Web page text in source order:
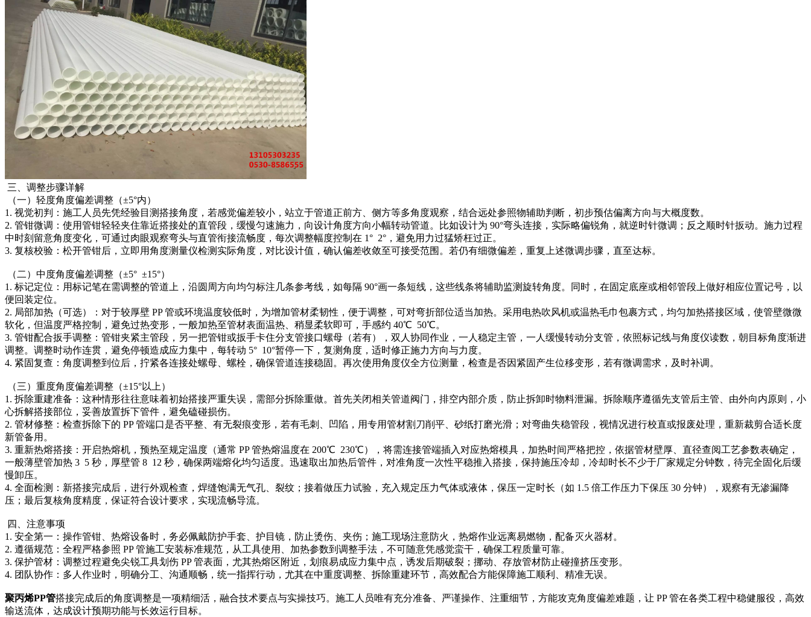
三、调整步骤详解
（一）轻度角度偏差调整（±5°内）
1. 视觉初判：施工人员先凭经验目测搭接角度，若感觉偏差较小，站立于管道正前方、侧方等多角度观察，结合远处参照物辅助判断，初步预估偏离方向与大概度数。
2. 管钳微调：使用管钳轻轻夹住靠近搭接处的直管段，缓慢匀速施力，向设计角度方向小幅转动管道。比如设计为 90°弯头连接，实际略偏锐角，就逆时针微调；反之顺时针扳动。施力过程
中时刻留意角度变化，可通过肉眼观察弯头与直管衔接流畅度，每次调整幅度控制在 1° 2°，避免用力过猛矫枉过正。
3. 复核校验：松开管钳后，立即用角度测量仪检测实际角度，对比设计值，确认偏差收敛至可接受范围。若仍有细微偏差，重复上述微调步骤，直至达标。
（二）中度角度偏差调整（±5° ±15°）
1. 标记定位：用标记笔在需调整的管道上，沿圆周方向均匀标注几条参考线，如每隔 90°画一条短线，这些线条将辅助监测旋转角度。同时，在固定底座或相邻管段上做好相应位置记号，以
便回装定位。
2. 局部加热（可选）：对于较厚壁 PP 管或环境温度较低时，为增加管材柔韧性，便于调整，可对弯折部位适当加热。采用电热吹风机或温热毛巾包裹方式，均匀加热搭接区域，使管壁微微
软化，但温度严格控制，避免过热变形，一般加热至管材表面温热、稍显柔软即可，手感约 40℃ 50℃。
3. 管钳配合扳手调整：管钳夹紧主管段，另一把管钳或扳手卡住分支管接口螺母（若有），双人协同作业，一人稳定主管，一人缓慢转动分支管，依照标记线与角度仪读数，朝目标角度渐进
调整。调整时动作连贯，避免停顿造成应力集中，每转动 5° 10°暂停一下，复测角度，适时修正施力方向与力度。
4. 紧固复查：角度调整到位后，拧紧各连接处螺母、螺栓，确保管道连接稳固。再次使用角度仪全方位测量，检查是否因紧固产生位移变形，若有微调需求，及时补调。
（三）重度角度偏差调整（±15°以上）
1. 拆除重建准备：这种情形往往意味着初始搭接严重失误，需部分拆除重做。首先关闭相关管道阀门，排空内部介质，防止拆卸时物料泄漏。拆除顺序遵循先支管后主管、由外向内原则，小
心拆解搭接部位，妥善放置拆下管件，避免磕碰损伤。
2. 管材修整：检查拆除下的 PP 管端口是否平整、有无裂痕变形，若有毛刺、凹陷，用专用管材割刀削平、砂纸打磨光滑；对弯曲失稳管段，视情况进行校直或报废处理，重新裁剪合适长度
新管备用。
3. 重新热熔搭接：开启热熔机，预热至规定温度（通常 PP 管热熔温度在 200℃ 230℃），将需连接管端插入对应热熔模具，加热时间严格把控，依据管材壁厚、直径查阅工艺参数表确定，
一般薄壁管加热 3 5 秒，厚壁管 8 12 秒，确保两端熔化均匀适度。迅速取出加热后管件，对准角度一次性平稳推入搭接，保持施压冷却，冷却时长不少于厂家规定分钟数，待完全固化后缓
慢卸压。
4. 全面检测：新搭接完成后，进行外观检查，焊缝饱满无气孔、裂纹；接着做压力试验，充入规定压力气体或液体，保压一定时长（如 1.5 倍工作压力下保压 30 分钟），观察有无渗漏降
压；最后复核角度精度，保证符合设计要求，实现流畅导流。
四、注意事项
1. 安全第一：操作管钳、热熔设备时，务必佩戴防护手套、护目镜，防止烫伤、夹伤；施工现场注意防火，热熔作业远离易燃物，配备灭火器材。
2. 遵循规范：全程严格参照 PP 管施工安装标准规范，从工具使用、加热参数到调整手法，不可随意凭感觉蛮干，确保工程质量可靠。
3. 保护管材：调整过程避免尖锐工具划伤 PP 管表面，尤其热熔区附近，划痕易成应力集中点，诱发后期破裂；挪动、存放管材防止碰撞挤压变形。
4. 团队协作：多人作业时，明确分工、沟通顺畅，统一指挥行动，尤其在中重度调整、拆除重建环节，高效配合方能保障施工顺利、精准无误。
聚丙烯PP管搭接完成后的角度调整是一项精细活，融合技术要点与实操技巧。施工人员唯有充分准备、严谨操作、注重细节，方能攻克角度偏差难题，让 PP 管在各类工程中稳健服役，高效
输送流体，达成设计预期功能与长效运行目标。